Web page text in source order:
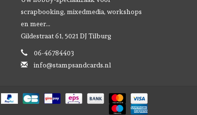
scrapbooking, mixedmedia, workshops
en meer...
Gildestraat 61, 5021 DJ Tilburg
06-46784403
info@stampsandcards.nl